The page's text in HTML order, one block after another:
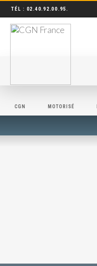
TÉL : 02.40.92.00.95.
CGN MOTORISÉ